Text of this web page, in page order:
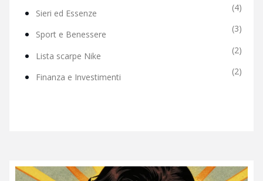
Sieri ed Essenze
(4)
Sport e Benessere
(3)
Lista scarpe Nike
(2)
Finanza e Investimenti
(2)